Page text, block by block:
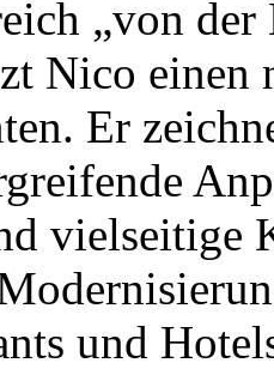
„von
Nico
Er
vielseitige
und